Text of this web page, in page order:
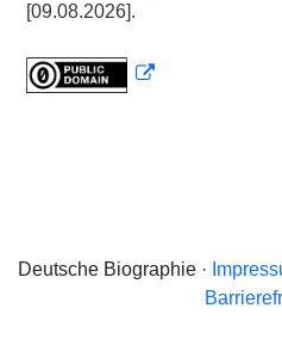
[09.08.2026].
Deutsche Biographie ·